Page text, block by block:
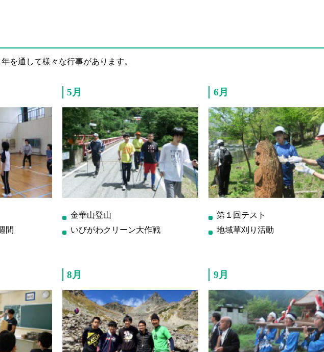
を通して様々な行事があります。
間
5月
金華山登山
いびがわクリーン大作戦
6月
第１回テスト
地域草刈り活動
8月 9月